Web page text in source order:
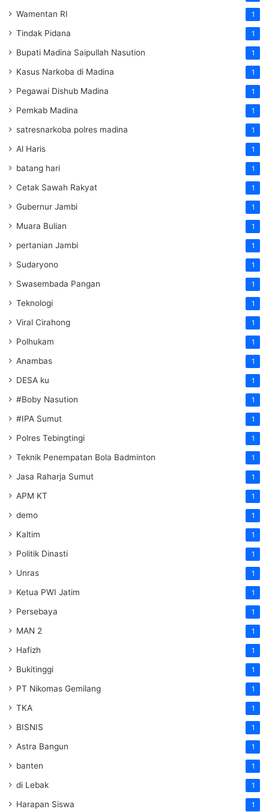
Wamentan RI 1
Tindak Pidana 1
Bupati Madina Saipullah Nasution 1
Kasus Narkoba di Madina 1
Pegawai Dishub Madina 1
Pemkab Madina 1
satresnarkoba polres madina 1
Al Haris 1
batang hari 1
Cetak Sawah Rakyat 1
Gubernur Jambi 1
Muara Bulian 1
pertanian Jambi 1
Sudaryono 1
Swasembada Pangan 1
Teknologi 1
Viral Cirahong 1
Polhukam 1
Anambas 1
DESA ku 1
#Boby Nasution 1
#IPA Sumut 1
Polres Tebingtingi 1
Teknik Penempatan Bola Badminton 1
Jasa Raharja Sumut 1
APM KT 1
demo 1
Kaltim 1
Politik Dinasti 1
Unras 1
Ketua PWI Jatim 1
Persebaya 1
MAN 2 1
Hafizh 1
Bukitinggi 1
PT Nikomas Gemilang 1
TKA 1
BISNIS 1
Astra Bangun 1
banten 1
di Lebak 1
Harapan Siswa 1